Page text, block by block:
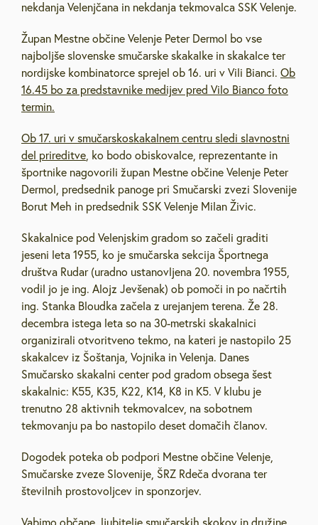
nekdanja Velenjčana in nekdanja tekmovalca SSK Velenje.
Župan Mestne občine Velenje Peter Dermol bo vse
najboljše slovenske smučarske skakalke in skakalce ter
nordijske kombinatorce sprejel ob 16. uri v Vili Bianci. Ob
16.45 bo za predstavnike medijev pred Vilo Bianco foto
termin.
Ob 17. uri v smučarskoskakalnem centru sledi slavnostni
del prireditve, ko bodo obiskovalce, reprezentante in
športnike nagovorili župan Mestne občine Velenje Peter
Dermol, predsednik panoge pri Smučarski zvezi Slovenije
Borut Meh in predsednik SSK Velenje Milan Živic.
Skakalnice pod Velenjskim gradom so začeli graditi
jeseni leta 1955, ko je smučarska sekcija Športnega
društva Rudar (uradno ustanovljena 20. novembra 1955,
vodil jo je ing. Alojz Jevšenak) ob pomoči in po načrtih
ing. Stanka Bloudka začela z urejanjem terena. Že 28.
decembra istega leta so na 30-metrski skakalnici
organizirali otvoritveno tekmo, na kateri je nastopilo 25
skakalcev iz Šoštanja, Vojnika in Velenja. Danes
Smučarsko skakalni center pod gradom obsega šest
skakalnic: K55, K35, K22, K14, K8 in K5. V klubu je
trenutno 28 aktivnih tekmovalcev, na sobotnem
tekmovanju pa bo nastopilo deset domačih članov.
Dogodek poteka ob podpori Mestne občine Velenje,
Smučarske zveze Slovenije, ŠRZ Rdeča dvorana ter
številnih prostovoljcev in sponzorjev.
Vabimo občane, ljubitelje smučarskih skokov in družine,